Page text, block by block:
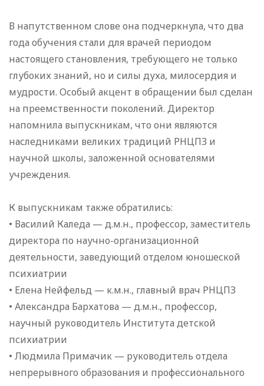
В напутственном слове она подчеркнула, что два
года обучения стали для врачей периодом
настоящего становления, требующего не только
глубоких знаний, но и силы духа, милосердия и
мудрости. Особый акцент в обращении был сделан
на преемственности поколений. Директор
напомнила выпускникам, что они являются
наследниками великих традиций РНЦПЗ и
научной школы, заложенной основателями
учреждения.
К выпускникам также обратились:
• Василий Каледа — д.м.н., профессор, заместитель
директора по научно-организационной
деятельности, заведующий отделом юношеской
психиатрии
• Елена Нейфельд — к.м.н., главный врач РНЦПЗ
• Александра Бархатова — д.м.н., профессор,
научный руководитель Института детской
психиатрии
• Людмила Примачик — руководитель отдела
непрерывного образования и профессионального